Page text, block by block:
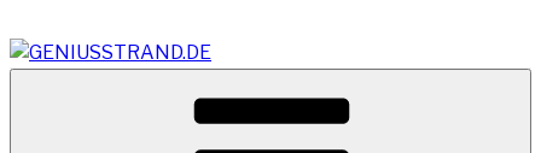
Inhalt
springen
GENIUSSTRAND.DE
Vom Geniusstrand zum JadeWeserPort/Container
Terminal Wilhelmshaven